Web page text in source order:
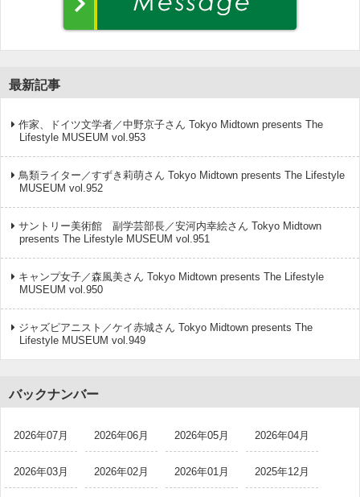
最新記事
作家、ドイツ文学者／中野京子さん Tokyo Midtown presents The
Lifestyle MUSEUM vol.953
鳥類ライター／すずき莉萌さん Tokyo Midtown presents The Lifestyle
MUSEUM vol.952
サントリー美術館 副学芸部長／安河内幸絵さん Tokyo Midtown
presents The Lifestyle MUSEUM vol.951
キャンプ女子／森風美さん Tokyo Midtown presents The Lifestyle
MUSEUM vol.950
ジャズピアニスト／ケイ赤城さん Tokyo Midtown presents The
Lifestyle MUSEUM vol.949
バックナンバー
2026年07月 2026年06月 2026年05月 2026年04月
2026年03月 2026年02月 2026年01月 2025年12月